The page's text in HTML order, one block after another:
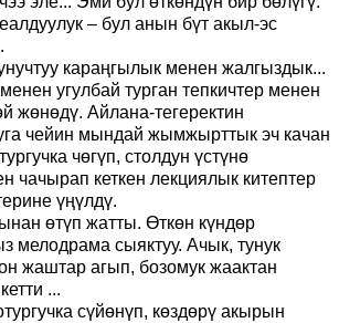
– бул анын бүт акыл-эс
караңгылык менен жалгыздык...
угулбай турган тепкичтер менен
жөнөдү. Айлана-тегеректин
чейин мындай жымжырттык эч качан
чөгүп, столдун үстүнө
чачырап кеткен лекциялык китептер
үңүлдү.
өтүп жатты. Өткөн күндөр
мелодрама сыяктуу. Ачык, тунук
жаштар агып, бозомук жаактан
...
сүйөнүп, көздөрү акырын